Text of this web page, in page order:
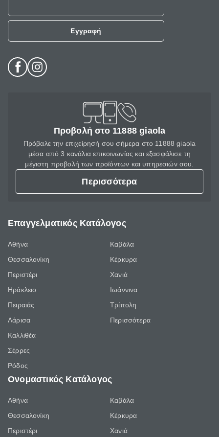
Εγγραφή
Προβολή στο 11888 giaola
Πρόβαλε την επιχείρησή σου σήμερα στο 11888 giaola
μέσα από 3 κανάλια επικοινωνίας και εξασφάλισε τη
μέγιστη προβολή των προϊόντων και υπηρεσιών σου.
Περισσότερα
Επαγγελματικός Κατάλογος
Αθήνα
Θεσσαλονίκη
Περιστέρι
Ηράκλειο
Πειραιάς
Λάρισα
Καλλιθέα
Σέρρες
Ρόδος
Καβάλα
Κέρκυρα
Χανιά
Ιωάννινα
Τρίπολη
Περισσότερα
Ονομαστικός Κατάλογος
Αθήνα
Θεσσαλονίκη
Περιστέρι
Καβάλα
Κέρκυρα
Χανιά